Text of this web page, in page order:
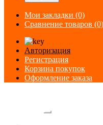
Мои закладки (0)
Сравнение товаров (0)
Авторизация
Регистрация
Корзина покупок
Оформление заказа